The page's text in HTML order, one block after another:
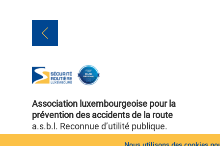
Association luxembourgeoise pour la
prévention des accidents de la route
a.s.b.l. Reconnue d’utilité publique.